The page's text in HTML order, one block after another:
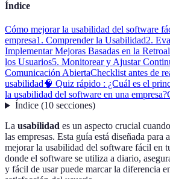
Índice
Cómo mejorar la usabilidad del software
empresa1. Comprender la Usabilidad2.
Implementar Mejoras Basadas en la
los Usuarios5. Monitorear y Ajustar
Comunicación AbiertaChecklist antes de
usabilidad🧠 Quiz rápido : ¿Cuál es el
la usabilidad del software en una empresa?
Índice(10 secciones)
La usabilidad es un aspecto crucial
las empresas. Esta guía está diseñada para
mejorar la usabilidad del software fácil en
donde el software se utiliza a diario,
y fácil de usar puede marcar la diferencia